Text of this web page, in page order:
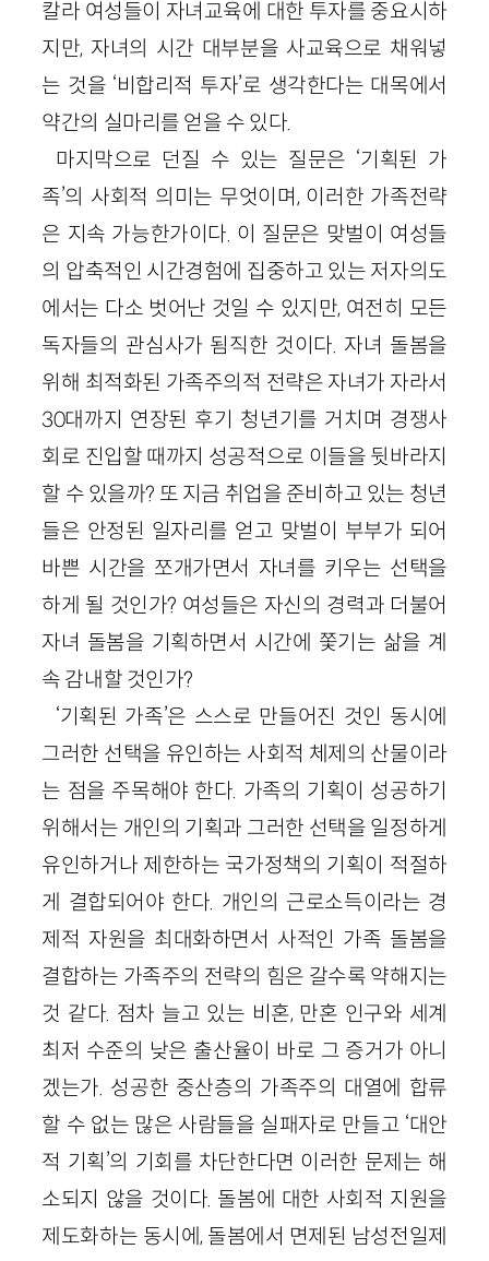
칼라 여성들이 자녀교육에 대한 투자를 중요시하
지만, 자녀의 시간 대부분을 사교육으로 채워넣
는 것을 ‘비합리적 투자’로 생각한다는 대목에서
약간의 실마리를 얻을 수 있다.
마지막으로 던질 수 있는 질문은 ‘기획된 가
족’의 사회적 의미는 무엇이며, 이러한 가족전략
은 지속 가능한가이다. 이 질문은 맞벌이 여성들
의 압축적인 시간경험에 집중하고 있는 저자의도
에서는 다소 벗어난 것일 수 있지만, 여전히 모든
독자들의 관심사가 됨직한 것이다. 자녀 돌봄을
위해 최적화된 가족주의적 전략은 자녀가 자라서
30대까지 연장된 후기 청년기를 거치며 경쟁사
회로 진입할 때까지 성공적으로 이들을 뒷바라지
할 수 있을까? 또 지금 취업을 준비하고 있는 청년
들은 안정된 일자리를 얻고 맞벌이 부부가 되어
바쁜 시간을 쪼개가면서 자녀를 키우는 선택을
하게 될 것인가? 여성들은 자신의 경력과 더불어
자녀 돌봄을 기획하면서 시간에 쫓기는 삶을 계
속 감내할 것인가?
‘기획된 가족’은 스스로 만들어진 것인 동시에
그러한 선택을 유인하는 사회적 체제의 산물이라
는 점을 주목해야 한다. 가족의 기획이 성공하기
위해서는 개인의 기획과 그러한 선택을 일정하게
유인하거나 제한하는 국가정책의 기획이 적절하
게 결합되어야 한다. 개인의 근로소득이라는 경
제적 자원을 최대화하면서 사적인 가족 돌봄을
결합하는 가족주의 전략의 힘은 갈수록 약해지는
것 같다. 점차 늘고 있는 비혼, 만혼 인구와 세계
최저 수준의 낮은 출산율이 바로 그 증거가 아니
겠는가. 성공한 중산층의 가족주의 대열에 합류
할 수 없는 많은 사람들을 실패자로 만들고 ‘대안
적 기획’의 기회를 차단한다면 이러한 문제는 해
소되지 않을 것이다. 돌봄에 대한 사회적 지원을
제도화하는 동시에, 돌봄에서 면제된 남성전일제